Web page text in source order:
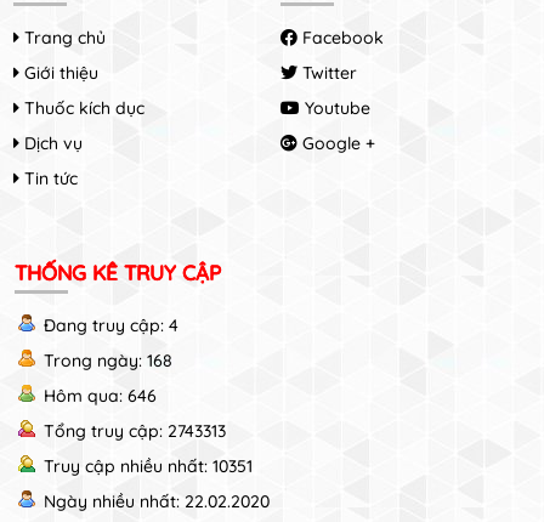
Trang chủ
Giới thiệu
Thuốc kích dục
Dịch vụ
Tin tức
Facebook
Twitter
Youtube
Google +
THỐNG KÊ TRUY CẬP
Đang truy cập: 4
Trong ngày: 168
Hôm qua: 646
Tổng truy cập: 2743313
Truy cập nhiều nhất: 10351
Ngày nhiều nhất: 22.02.2020